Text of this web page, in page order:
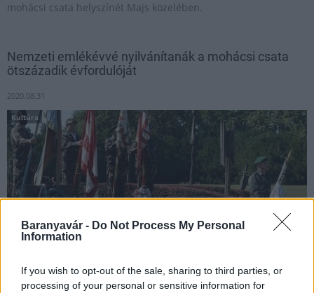
Baranyavár - Do Not Process My Personal
Information
If you wish to opt-out of the sale, sharing to third parties, or
processing of your personal or sensitive information for
mohácsi csata helyszínét Majs közelében.
Nemzeti emlékévvé nyilvánítanák a mohácsi csata
ötszázadik évfordulóját
2020.08.31
Kultúra